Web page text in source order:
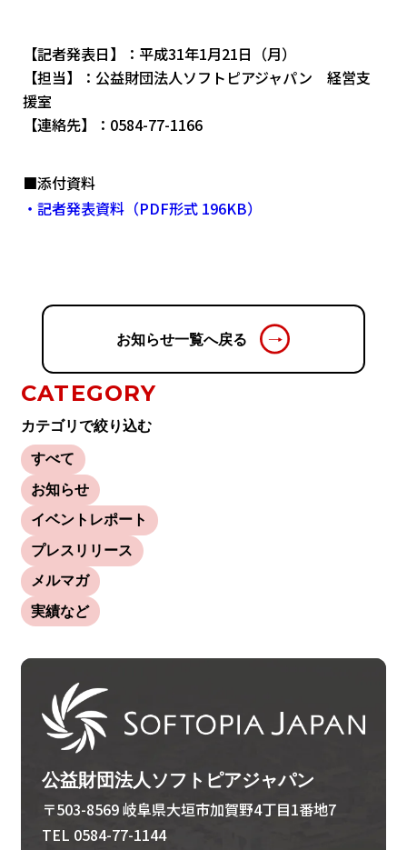
CATEGORY
カテゴリで絞り込む
すべて
お知らせ
イベントレポート
プレスリリース
メルマガ
実績など
【記者発表日】：平成31年1月21日（月）
【担当】：公益財団法人ソフトピアジャパン 経営支
援室
【連絡先】：0584-77-1166
■添付資料
・記者発表資料（PDF形式 196KB）
お知らせ一覧へ戻る
公益財団法人ソフトピアジャパン
〒503-8569 岐阜県大垣市加賀野4丁目1番地7
TEL 0584-77-1144